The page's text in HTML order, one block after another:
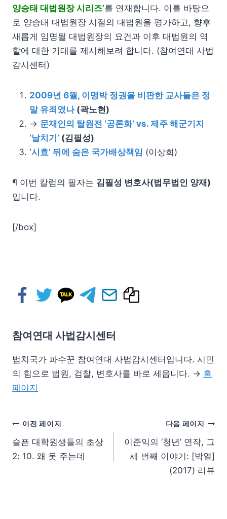
양승태 대법원장 시리즈’를 연재합니다. 이를 바탕으
로 양승태 대법원장 시절의 대법원을 평가하고, 향후
새롭게 임명될 대법원장의 요건과 이후 대법원의 역
할에 대한 기대를 제시해보려 합니다. (참여연대 사법
감시센터)
2009년 6월, 이명박 정권을 비판한 교사들은 정
말 유죄였나(곽노현)
→ 문재인의 탈원전 ‘공론화’ vs. 제주 해군기지
‘날치기’ (김필성)
‘시효’ 뒤에 숨은 국가배상책임 (이상희)
¶ 이번 칼럼의 필자는 김필성 변호사(법무법인 양재)
입니다.
[/box]
참여연대 사법감시센터
법치국가 파수꾼 참여연대 사법감시센터입니다. 시민
의 힘으로 법원, 검찰, 변호사를 바로 세웁니다. → 홈
페이지
이전 페이지
슬픈 대학원생들의 초상
2: 10. 왜 못 주는데
다음 페이지
이준익의 ‘청년’ 연작, 그
세 번째 이야기: [박열]
(2017) 리뷰